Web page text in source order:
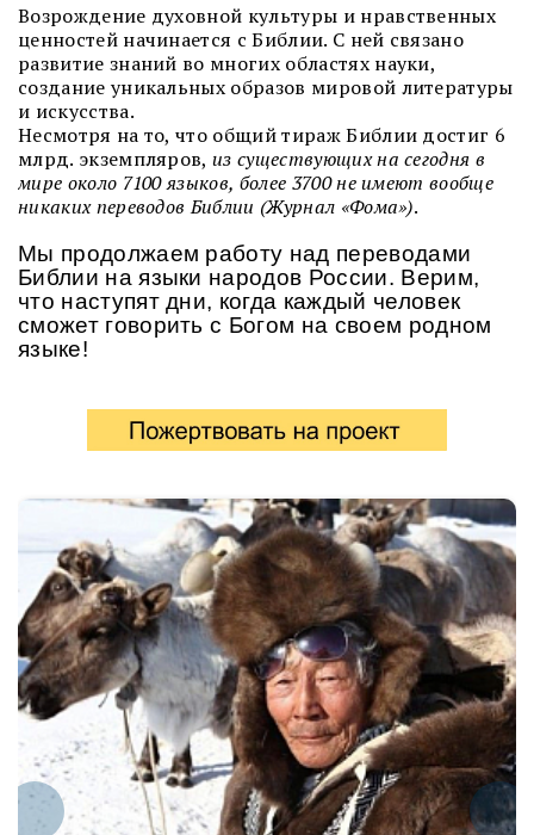
Возрождение духовной культуры и нравственных
ценностей начинается с Библии. С ней связано
развитие знаний во многих областях науки,
создание уникальных образов мировой литературы
и искусства.
Несмотря на то, что общий тираж Библии достиг 6
млрд. экземпляров,из существующих на сегодня в
мире около 7100 языков, более 3700 не имеют вообще
никаких переводов Библии (Журнал «Фома»).
Мы продолжаем работу над переводами
Библии на языки народов России. Верим,
что наступят дни, когда каждый человек
сможет говорить с Богом на своем родном
языке!